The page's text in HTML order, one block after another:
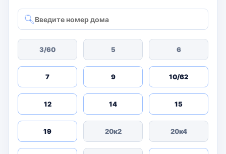
3/60 5 6
7 9 10/62
12 14 15
19 20к2 20к4